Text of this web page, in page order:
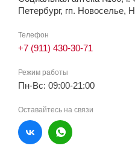
Петербург, гп. Новоселье,
Телефон
+7 (911) 430-30-71
Режим работы
Пн-Вс: 09:00-21:00
Оставайтесь на связи